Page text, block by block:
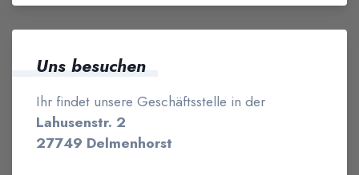
Uns besuchen
Ihr findet unsere Geschäftsstelle in der
Lahusenstr. 2
27749 Delmenhorst